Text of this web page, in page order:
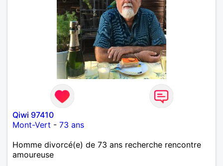
Qiwi 97410
Mont-Vert - 73 ans
Homme divorcé(e) de 73 ans recherche rencontre
amoureuse